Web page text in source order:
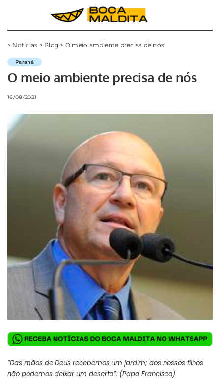
> Notícias > Blog > O meio ambiente precisa de nós
Paraná
O meio ambiente precisa de nós
16/08/2021
“Das mãos de Deus recebemos um jardim; aos nossos filhos
não podemos deixar um deserto”. (Papa Francisco)